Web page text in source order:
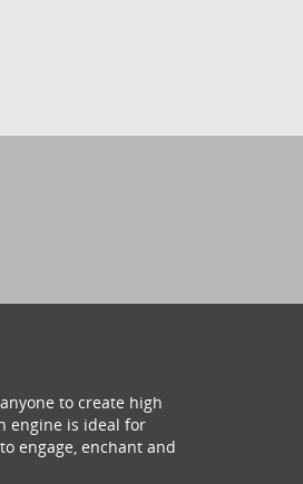
to create high
engine is ideal for
engage, enchant and